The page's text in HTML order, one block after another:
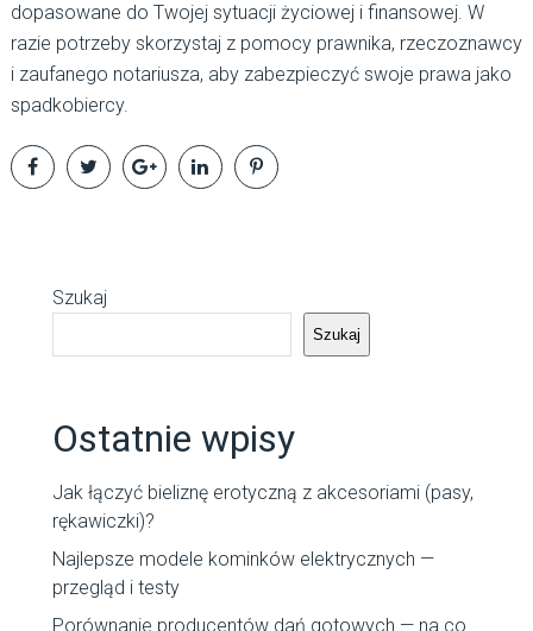
dopasowane do Twojej sytuacji życiowej i finansowej. W
razie potrzeby skorzystaj z pomocy prawnika, rzeczoznawcy
i zaufanego notariusza, aby zabezpieczyć swoje prawa jako
spadkobiercy.
Szukaj
Szukaj
Ostatnie wpisy
Jak łączyć bieliznę erotyczną z akcesoriami (pasy,
rękawiczki)?
Najlepsze modele kominków elektrycznych —
przegląd i testy
Porównanie producentów dań gotowych — na co